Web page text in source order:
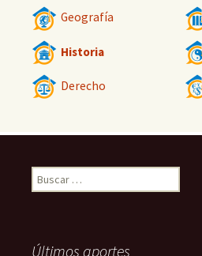
Geografía
Historia
Derecho
Buscar:
Últimos aportes